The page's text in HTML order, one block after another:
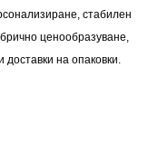
стабилен
ценообразуване,
на опаковки.